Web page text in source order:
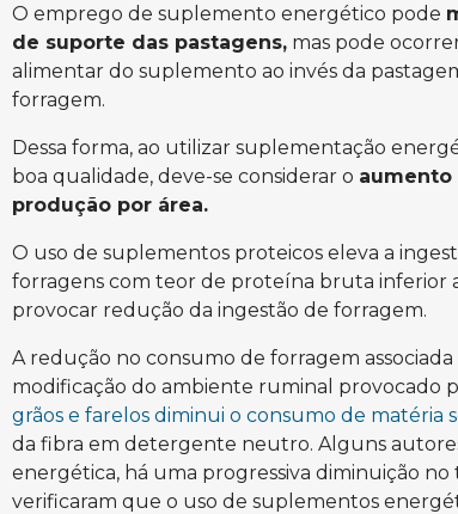
O emprego de suplemento energético pode
de suporte das pastagens, mas pode
alimentar do suplemento ao invés da
forragem.
Dessa forma, ao utilizar suplementação
boa qualidade, deve-se considerar o aumento
produção por área.
O uso de suplementos proteicos eleva a
forragens com teor de proteína bruta inferior
provocar redução da ingestão de forragem.
A redução no consumo de forragem
modificação do ambiente ruminal provocado
grãos e farelos diminui o consumo de matéria
da fibra em detergente neutro. Alguns
energética, há uma progressiva diminuição
verificaram que o uso de suplementos